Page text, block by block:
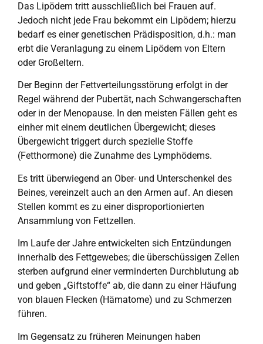
Das Lipödem tritt ausschließlich bei Frauen auf.
Jedoch nicht jede Frau bekommt ein Lipödem; hierzu
bedarf es einer genetischen Prädisposition, d.h.: man
erbt die Veranlagung zu einem Lipödem von Eltern
oder Großeltern.
Der Beginn der Fettverteilungsstörung erfolgt in der
Regel während der Pubertät, nach Schwangerschaften
oder in der Menopause. In den meisten Fällen geht es
einher mit einem deutlichen Übergewicht; dieses
Übergewicht triggert durch spezielle Stoffe
(Fetthormone) die Zunahme des Lymphödems.
Es tritt überwiegend an Ober- und Unterschenkel des
Beines, vereinzelt auch an den Armen auf. An diesen
Stellen kommt es zu einer disproportionierten
Ansammlung von Fettzellen.
Im Laufe der Jahre entwickelten sich Entzündungen
innerhalb des Fettgewebes; die überschüssigen Zellen
sterben aufgrund einer verminderten Durchblutung ab
und geben „Giftstoffe“ ab, die dann zu einer Häufung
von blauen Flecken (Hämatome) und zu Schmerzen
führen.
Im Gegensatz zu früheren Meinungen haben